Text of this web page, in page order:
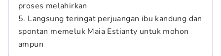
proses melahirkan
5. Langsung teringat perjuangan ibu kandung dan
spontan memeluk Maia Estianty untuk mohon
ampun